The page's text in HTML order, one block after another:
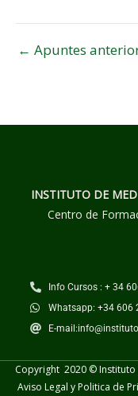
← Apuntes
INSTITUTO DE
Centro de
Info Cursos : + 34
Whatsapp: +34 606
E-
Copyright 2020 © Instituto
Aviso Legal y Politica de